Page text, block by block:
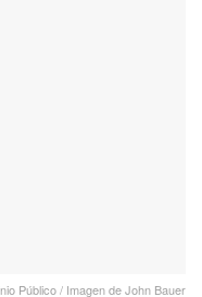
Público / Imagen de John Bauer